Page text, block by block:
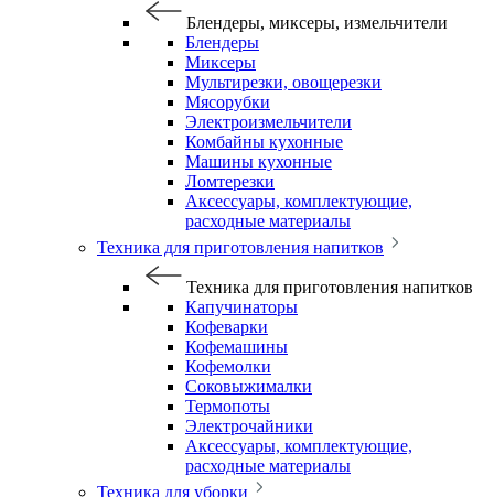
Блендеры, миксеры, измельчители
Блендеры
Миксеры
Мультирезки, овощерезки
Мясорубки
Электроизмельчители
Комбайны кухонные
Машины кухонные
Ломтерезки
Аксессуары, комплектующие,
расходные материалы
Техника для приготовления напитков
Техника для приготовления напитков
Капучинаторы
Кофеварки
Кофемашины
Кофемолки
Соковыжималки
Термопоты
Электрочайники
Аксессуары, комплектующие,
расходные материалы
Техника для уборки